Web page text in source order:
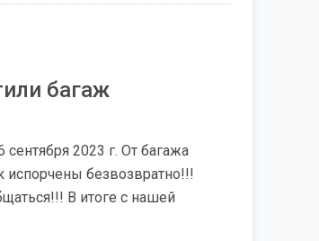
багаж
2023 г. От багажа
испорчены безвозвратно!!!
В итоге с нашей